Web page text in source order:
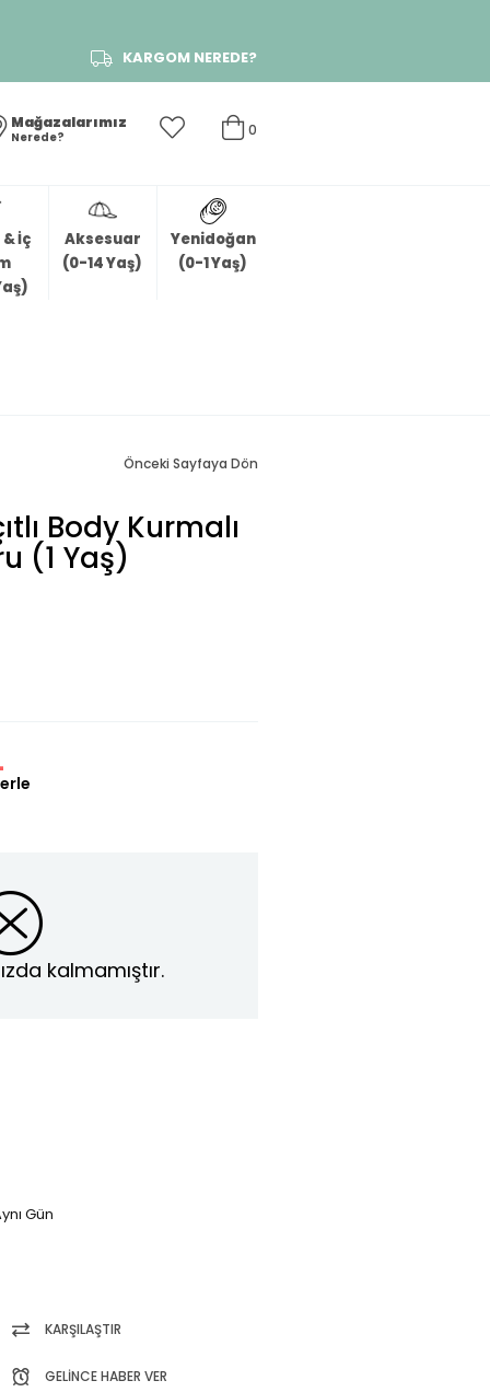
KARGOM NEREDE?
0
Mağazalarımız
Nerede?
İç
Aksesuar
(0-14 Yaş)
Yenidoğan
(0-1 Yaş)
Önceki Sayfaya Dön
Body Kurmalı
(1 Yaş)
kalmamıştır.
Gün
KARŞILAŞTIR
GELINCE HABER VER